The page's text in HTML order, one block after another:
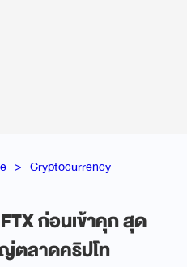
Cryptocurrency
ก่อนเข้าคุก สุด
ตลาดคริปโท